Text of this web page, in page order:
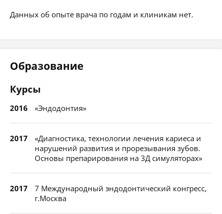
Данных об опыте врача по годам и клиникам нет.
Образование
Курсы
2016 «Эндодонтия»
2017
«Диагностика, технологии лечения кариеса и
нарушений развития и прорезывания зубов.
Основы препарирования на 3Д симуляторах»
2017
7 Международный эндодонтический конгресс,
г.Москва